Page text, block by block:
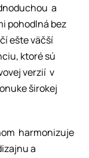
a
pohodlná bez
ešte väčší
ktoré sú
verzií v
širokej
harmonizuje
a